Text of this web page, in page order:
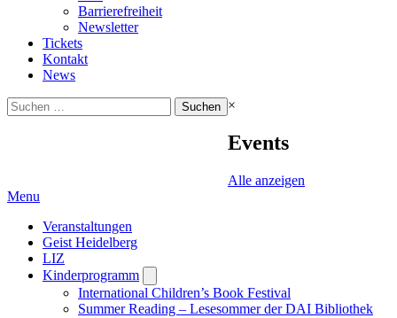
Barrierefreiheit
Newsletter
Tickets
Kontakt
News
Suchen
nach:
×
Events
Alle anzeigen
Menu
Veranstaltungen
Geist Heidelberg
LIZ
Kinderprogramm
submenu
International Children’s Book Festival
Summer Reading – Lesesommer der DAI Bibliothek